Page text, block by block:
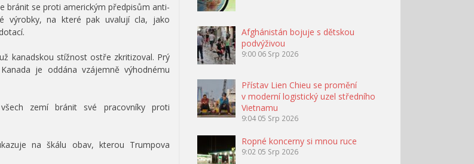
bránit se proti americkým předpisům anti-
výrobky, na které pak uvalují cla, jako
kanadskou stížnost ostře zkritizoval. Prý
je oddána vzájemně výhodnému
zemí bránit své pracovníky proti
na škálu obav, kterou Trumpova
Afghánistán bojuje s dětskou
podvýživou
9:00 06 Srp 2026
Přístav Lien Chieu se promění
v moderní logistický uzel středního
Vietnamu
9:04 05 Srp 2026
Ropné koncerny si mnou ruce
9:02 05 Srp 2026